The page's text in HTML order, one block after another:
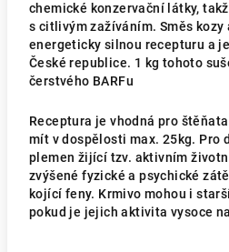
chemické konzervační látky,
s citlivým zažíváním. Směs kozy
energeticky silnou recepturu a
České republice. 1 kg tohoto
čerstvého BARFu
Receptura je vhodná pro
mít v dospělosti max. 25kg. Pro
plemen žijící tzv. aktivním
zvýšené fyzické a psychické
kojící feny. Krmivo mohou i
pokud je jejich aktivita vysoce